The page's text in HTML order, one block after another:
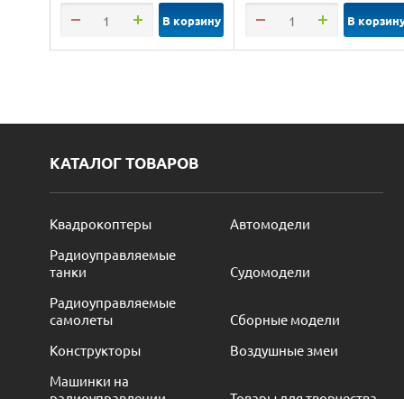
В корзину В
КАТАЛОГ ТОВАРОВ
Квадрокоптеры
Автомодели
Радиоуправляемые
танки
Судомодели
Радиоуправляемые
самолеты
Сборные модели
Конструкторы
Воздушные змеи
Машинки на